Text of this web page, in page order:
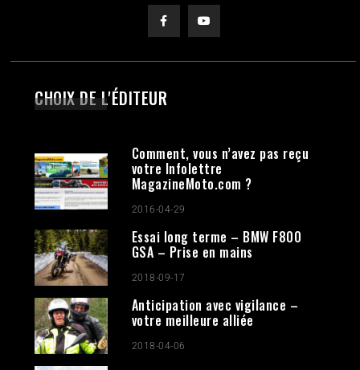
CHOIX DE L'ÉDITEUR
Comment, vous n’avez pas reçu
votre Infolettre
MagazineMoto.com ?
2016-04-29
Essai long terme – BMW F800
GSA – Prise en mains
2018-09-17
Anticipation avec vigilance –
votre meilleure alliée
2018-04-06